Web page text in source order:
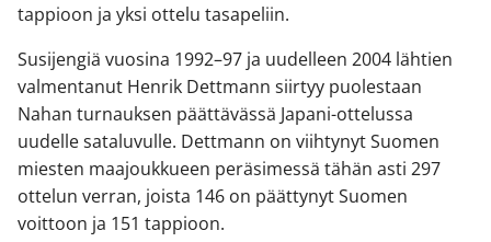
tappioon ja yksi ottelu tasapeliin.
Susijengiä vuosina 1992–97 ja uudelleen 2004 lähtien
valmentanut Henrik Dettmann siirtyy puolestaan
Nahan turnauksen päättävässä Japani-ottelussa
uudelle sataluvulle. Dettmann on viihtynyt Suomen
miesten maajoukkueen peräsimessä tähän asti 297
ottelun verran, joista 146 on päättynyt Suomen
voittoon ja 151 tappioon.